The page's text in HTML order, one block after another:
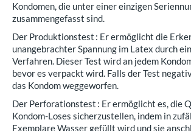
Kondomen, die unter einer einzigen
zusammengefasst sind.
Der Produktionstest : Er ermöglicht die
unangebrachter Spannung im Latex durch
Verfahren. Dieser Test wird an jedem
bevor es verpackt wird. Falls der Test
das Kondom weggeworfen.
Der Perforationstest : Er ermöglicht es, die
Kondom-Loses sicherzustellen, indem in
Exemplare Wasser gefüllt wird und sie